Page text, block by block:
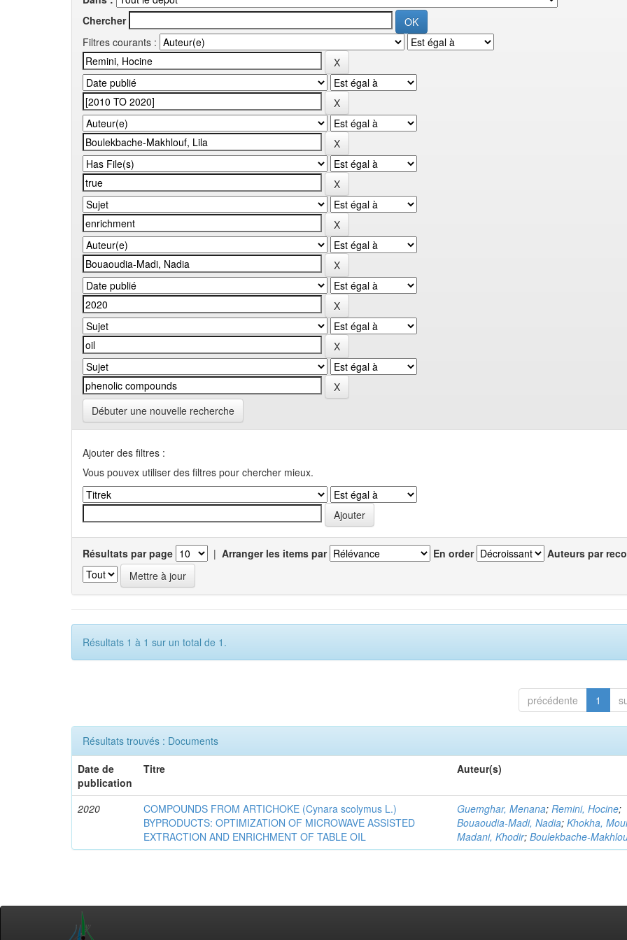
Chercher
Filtres courants :
Débuter une nouvelle recherche
Ajouter des filtres :
Vous pouvex utiliser des filtres pour chercher mieux.
Résultats par page | Arranger les items par En order Auteurs par
Résultats 1 à 1 sur un total de 1.
précédente 1
Résultats trouvés : Documents
Date de
publication
Titre Auteur(s)
2020
COMPOUNDS FROM ARTICHOKE (Cynara scolymus L.)
BYPRODUCTS: OPTIMIZATION OF MICROWAVE ASSISTED
EXTRACTION AND ENRICHMENT OF TABLE OIL
Guemghar, Menana;Remini, Hocine;
Bouaoudia-Madi, Nadia;Khokha,
Madani, Khodir;Boulekbache-